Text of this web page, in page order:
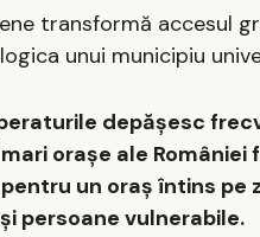
transformă accesul
unui municipiu
depășesc
orașe ale
un oraș întins
persoane vulnerabile.